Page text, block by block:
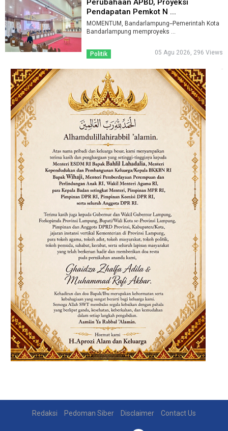
Perubahaan APBD, Proyeksi
Pendapatan Pemkot N ...
MOMENTUM, Bandarlampung--Pemerintah Kota
Bandarlampung memproyeks ...
Politik 05 Agu 2026, 296 Views
Redaksi Pedoman Siber Disclaimer Contact Us